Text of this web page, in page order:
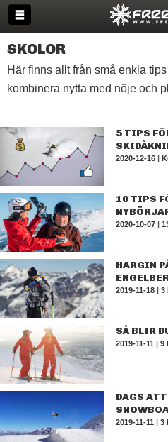
SKOLOR
Här finns allt från små enkla
kombinera nytta med nöje och
5 TIPS
2020-12-16 |
10 TIPS
2020-10-07 |
HARGIN
2019-11-18 |3
SÅ BLIR
2019-11-11 |9
DAGS
2019-11-11 |3